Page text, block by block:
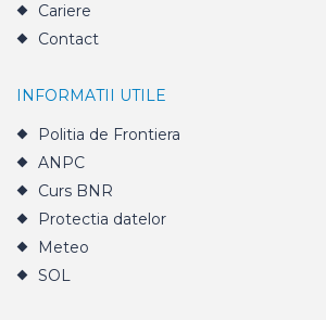
Cariere
Contact
INFORMATII UTILE
Politia de Frontiera
ANPC
Curs BNR
Protectia datelor
Meteo
SOL